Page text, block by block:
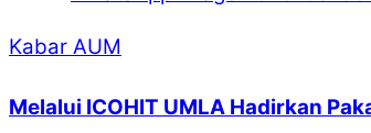
Kabar AUM
Melalui ICOHIT UMLA Hadirkan